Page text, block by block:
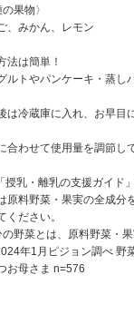
の果物〉
、みかん、レモン
法は簡単！
ルトやパンケーキ・蒸し
は冷蔵庫に入れ、お早目
合わせて使用量を調節し
乳・離乳の支援ガイド」
原料野菜・果実の全成分
ください。
の野菜とは、原料野菜・
年1月ピジョン調べ 野
お母さま n=576